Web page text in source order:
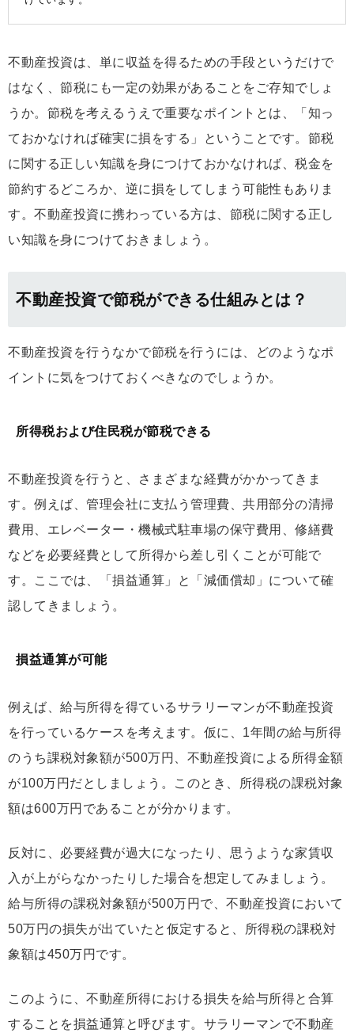
不動産投資は、単に収益を得るための手段というだけで
はなく、節税にも一定の効果があることをご存知でしょ
うか。節税を考えるうえで重要なポイントとは、「知っ
ておかなければ確実に損をする」ということです。節税
に関する正しい知識を身につけておかなければ、税金を
節約するどころか、逆に損をしてしまう可能性もありま
す。不動産投資に携わっている方は、節税に関する正し
い知識を身につけておきましょう。
不動産投資で節税ができる仕組みとは？
不動産投資を行うなかで節税を行うには、どのようなポ
イントに気をつけておくべきなのでしょうか。
所得税および住民税が節税できる
不動産投資を行うと、さまざまな経費がかかってきま
す。例えば、管理会社に支払う管理費、共用部分の清掃
費用、エレベーター・機械式駐車場の保守費用、修繕費
などを必要経費として所得から差し引くことが可能で
す。ここでは、「損益通算」と「減価償却」について確
認してきましょう。
損益通算が可能
例えば、給与所得を得ているサラリーマンが不動産投資
を行っているケースを考えます。仮に、1年間の給与所得
のうち課税対象額が500万円、不動産投資による所得金額
が100万円だとしましょう。このとき、所得税の課税対象
額は600万円であることが分かります。
反対に、必要経費が過大になったり、思うような家賃収
入が上がらなかったりした場合を想定してみましょう。
給与所得の課税対象額が500万円で、不動産投資において
50万円の損失が出ていたと仮定すると、所得税の課税対
象額は450万円です。
このように、不動産所得における損失を給与所得と合算
することを損益通算と呼びます。サラリーマンで不動産